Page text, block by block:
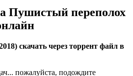
Пушистый переполох
скачать через торрент файл в
пожалуйста, подождите